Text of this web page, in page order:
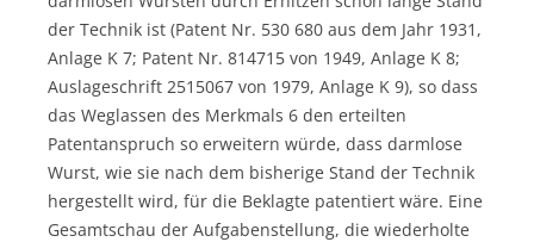
der Technik ist (Patent Nr. 530 680 aus dem Jahr 1931,
Anlage K 7; Patent Nr. 814715 von 1949, Anlage K 8;
Auslageschrift 2515067 von 1979, Anlage K 9), so dass
das Weglassen des Merkmals 6 den erteilten
Patentanspruch so erweitern würde, dass darmlose
Wurst, wie sie nach dem bisherige Stand der Technik
hergestellt wird, für die Beklagte patentiert wäre. Eine
Gesamtschau der Aufgabenstellung, die wiederholte